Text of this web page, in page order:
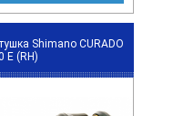
Shimano CURADO
E (RH)